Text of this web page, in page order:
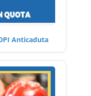
Anticaduta